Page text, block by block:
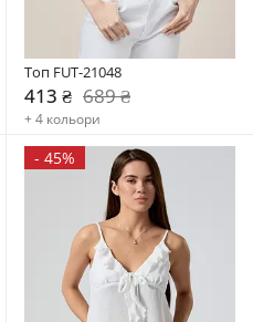
Топ FUT-21048
413 ₴ 689 ₴
+ 4 кольори
- 45%